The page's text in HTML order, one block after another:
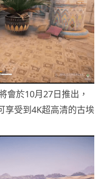
會於10月27日推出，
享受到4K超高清的古埃